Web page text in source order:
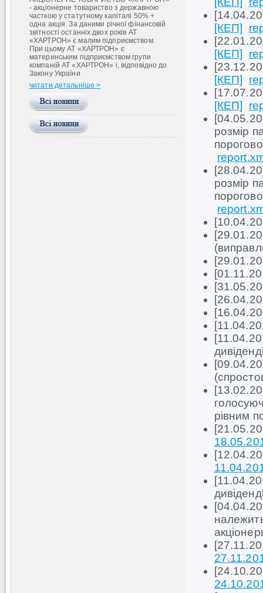
- акціонерне товариство з державною
часткою у статутному капіталі 50% +
одна акція. За даними річної фінансовій
звітності останніх двох років АТ
«ХАРТРОН» є малим підприємством.
При цьому АТ «ХАРТРОН» є
материнським підприємством групи
компаній АТ «ХАРТРОН» і, відповідно до
Закону України
читати детальніше >
[КЕП]
[КЕП]
[КЕП]
[КЕП]
розмір
розмір
рівним